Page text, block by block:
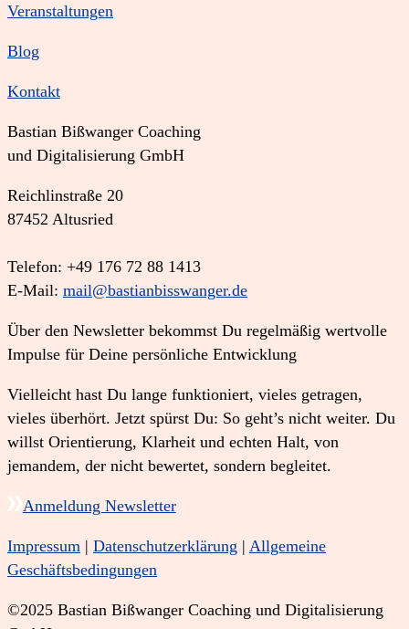
Veranstaltungen
Blog
Kontakt
Bastian Bißwanger Coaching
und Digitalisierung GmbH
Reichlinstraße 20
87452 Altusried
Telefon: +49 176 72 88 1413
E-Mail: mail@bastianbisswanger.de
Über den Newsletter bekommst Du regelmäßig wertvolle
Impulse für Deine persönliche Entwicklung
Vielleicht hast Du lange funktioniert, vieles getragen,
vieles überhört. Jetzt spürst Du: So geht’s nicht weiter. Du
willst Orientierung, Klarheit und echten Halt, von
jemandem, der nicht bewertet, sondern begleitet.
Anmeldung Newsletter
Impressum | Datenschutzerklärung | Allgemeine
Geschäftsbedingungen
©2025 Bastian Bißwanger Coaching und Digitalisierung